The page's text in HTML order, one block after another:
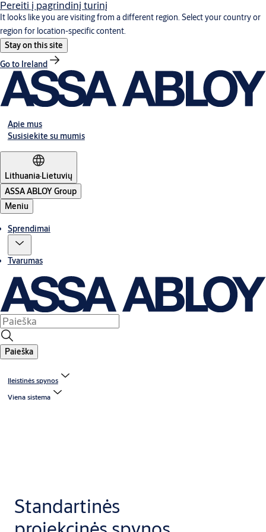
Pereiti į pagrindinį turinį
It looks like you are visiting from a different region. Select your country or
region for location-specific content.
Stay on this site
Go to Ireland
Apie mus
Susisiekite su mumis
Lithuania·Lietuvių
ASSA ABLOY Group
Meniu
Sprendimai
Tvarumas
Paieška
Įleistinės spynos
Viena sistema
Standartinės